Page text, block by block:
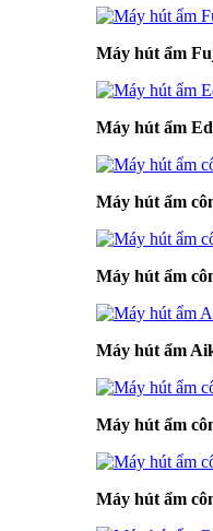
Máy hút ẩm
Máy hút ẩm
Máy hút ẩm
Máy hút ẩm
Máy hút ẩm
Máy hút ẩm
Máy hút ẩm